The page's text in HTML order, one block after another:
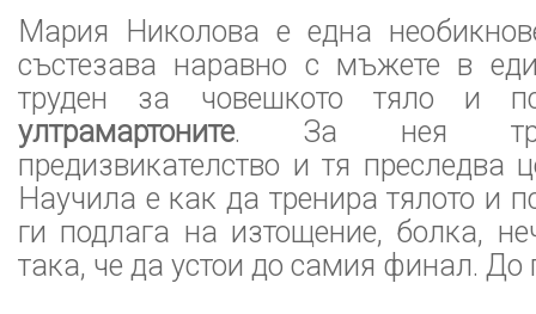
Мария Николова е една
състезава наравно с мъжете в
труден за човешкото тяло и
ултрамартоните. За нея
предизвикателство и тя преследва
Научила е как да тренира тялото и
ги подлага на изтощение, болка,
така, че да устои до самия финал. До